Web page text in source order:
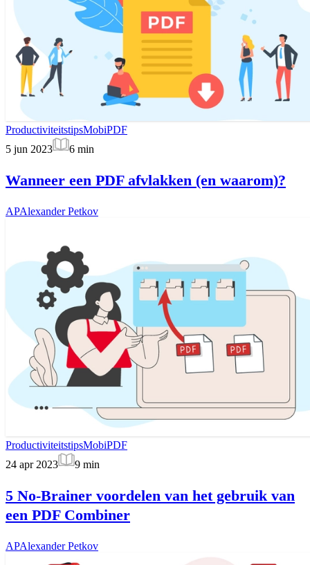
ProductiviteitstipsMobiPDF
5 jun 2023
6 min
Wanneer een PDF afvlakken (en waarom)?
APAlexander Petkov
ProductiviteitstipsMobiPDF
24 apr 2023
9 min
5 No-Brainer voordelen van het gebruik van
een PDF Combiner
APAlexander Petkov